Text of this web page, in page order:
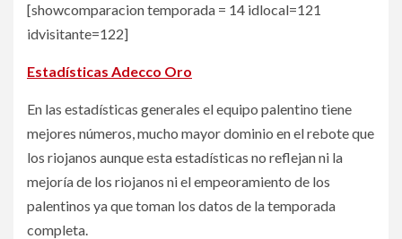
[showcomparacion temporada = 14 idlocal=121
idvisitante=122]
Estadísticas Adecco Oro
En las estadísticas generales el equipo palentino tiene
mejores números, mucho mayor dominio en el rebote que
los riojanos aunque esta estadísticas no reflejan ni la
mejoría de los riojanos ni el empeoramiento de los
palentinos ya que toman los datos de la temporada
completa.